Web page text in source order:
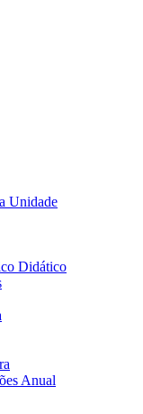
Unidade
Didático
Anual